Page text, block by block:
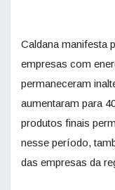
Caldana manifesta
empresas com
permaneceram
aumentaram para
produtos finais
nesse período,
das empresas da